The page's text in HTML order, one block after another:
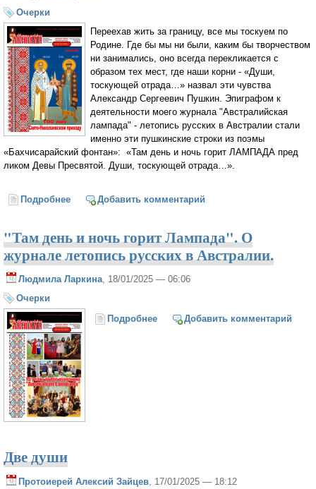
Очерки
Переехав жить за границу, все мы тоскуем по
Родине. Где бы мы ни были, каким бы творчеством
ни занимались, оно всегда перекликается с
образом тех мест, где наши корни - «Души,
тоскующей отрада…» назвал эти чувства
Александр Сергеевич Пушкин. Эпиграфом к
деятельности моего журнала "Австралийская
лампада" - летопись русских в Австралии стали
именно эти пушкинские строки из поэмы
«Бахчисарайский фонтан»: «Там день и ночь горит ЛАМПАДА пред
ликом Девы Пресвятой. Души, тоскующей отрада…».
Подробнее о Души, тоскующей отрада -эпиграф журнала
Добавить комментарий
"Там день и ночь горит Лампада". О
журнале летопись русских в Австралии.
Людмила Ларкина, 18/01/2025 — 06:06
Очерки
Подробнее о "Там день и ночь горит
Добавить комментарий
Две души
Протоиерей Алексий Зайцев , 17/01/2025 — 18:12